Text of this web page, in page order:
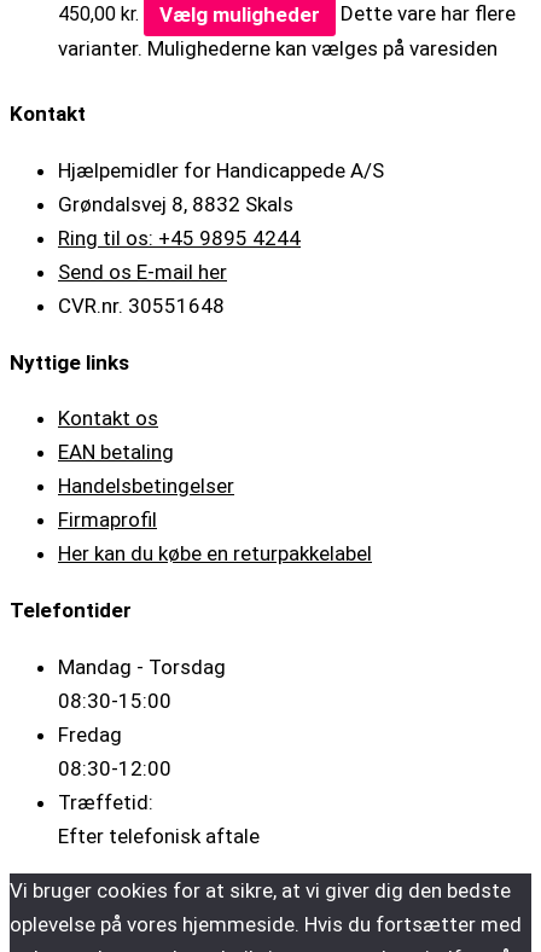
450,00 kr. Vælg muligheder
Dette vare har flere
varianter. Mulighederne kan vælges på varesiden
Kontakt
Hjælpemidler for Handicappede A/S
Grøndalsvej 8, 8832 Skals
Ring til os: +45 9895 4244
Send os E-mail her
CVR.nr. 30551648
Nyttige links
Kontakt os
EAN betaling
Handelsbetingelser
Firmaprofil
Her kan du købe en returpakkelabel
Telefontider
Mandag - Torsdag
08:30-15:00
Fredag
08:30-12:00
Træffetid:
Efter telefonisk aftale
Vi bruger cookies for at sikre, at vi giver dig den bedste
oplevelse på vores hjemmeside. Hvis du fortsætter med